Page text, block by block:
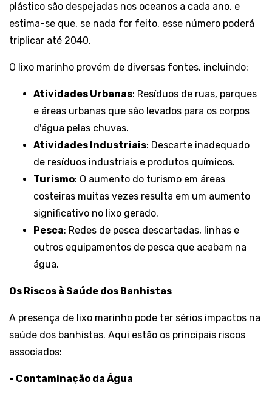
plástico são despejadas nos oceanos a cada ano, e
estima-se que, se nada for feito, esse número poderá
triplicar até 2040.
O lixo marinho provém de diversas fontes, incluindo:
Atividades Urbanas: Resíduos de ruas, parques
e áreas urbanas que são levados para os corpos
d'água pelas chuvas.
Atividades Industriais: Descarte inadequado
de resíduos industriais e produtos químicos.
Turismo: O aumento do turismo em áreas
costeiras muitas vezes resulta em um aumento
significativo no lixo gerado.
Pesca: Redes de pesca descartadas, linhas e
outros equipamentos de pesca que acabam na
água.
Os Riscos à Saúde dos Banhistas
A presença de lixo marinho pode ter sérios impactos na
saúde dos banhistas. Aqui estão os principais riscos
associados:
- Contaminação da Água